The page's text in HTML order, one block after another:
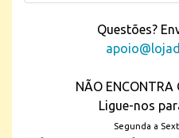
Questões?
NÃO ENCONTRA
Ligue-nos
Segunda a